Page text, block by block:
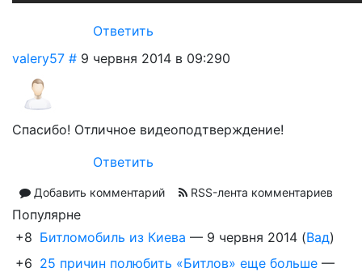
Ответить
valery57 # 9 червня 2014 в 09:290
Спасибо! Отличное видеоподтверждение!
Ответить
Добавить комментарий RSS-лента комментариев
Популярне
+8 Битломобиль из Киева — 9 червня 2014 (Вад)
+6 25 причин полюбить «Битлов» еще больше —